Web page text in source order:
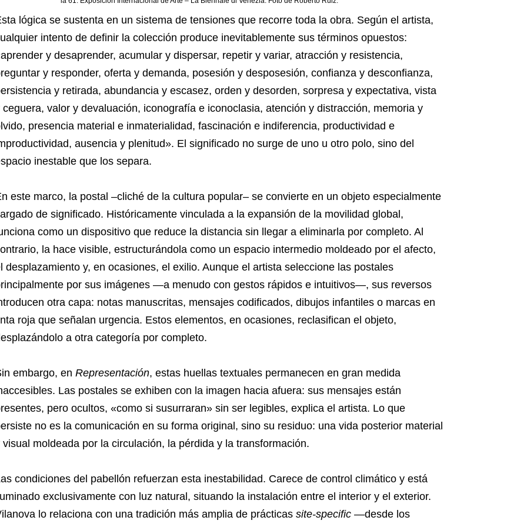
lógica se sustenta en un sistema de tensiones que recorre toda la obra. Según el artista,
intento de definir la colección produce inevitablemente sus términos opuestos:
y desaprender, acumular y dispersar, repetir y variar, atracción y resistencia,
y responder, oferta y demanda, posesión y desposesión, confianza y desconfianza,
y retirada, abundancia y escasez, orden y desorden, sorpresa y expectativa, vista
ceguera, valor y devaluación, iconografía e iconoclasia, atención y distracción, memoria y
presencia material e inmaterialidad, fascinación e indiferencia, productividad e
ausencia y plenitud». El significado no surge de uno u otro polo, sino del
inestable que los separa.
este marco, la postal –cliché de la cultura popular– se convierte en un objeto especialmente
de significado. Históricamente vinculada a la expansión de la movilidad global,
como un dispositivo que reduce la distancia sin llegar a eliminarla por completo. Al
la hace visible, estructurándola como un espacio intermedio moldeado por el afecto,
desplazamiento y, en ocasiones, el exilio. Aunque el artista seleccione las postales
por sus imágenes —a menudo con gestos rápidos e intuitivos—, sus reversos
otra capa: notas manuscritas, mensajes codificados, dibujos infantiles o marcas en
roja que señalan urgencia. Estos elementos, en ocasiones, reclasifican el objeto,
a otra categoría por completo.
embargo, en Representación, estas huellas textuales permanecen en gran medida
Las postales se exhiben con la imagen hacia afuera: sus mensajes están
pero ocultos, «como si susurraran» sin ser legibles, explica el artista. Lo que
no es la comunicación en su forma original, sino su residuo: una vida posterior material
visual moldeada por la circulación, la pérdida y la transformación.
condiciones del pabellón refuerzan esta inestabilidad. Carece de control climático y está
exclusivamente con luz natural, situando la instalación entre el interior y el exterior.
lo relaciona con una tradición más amplia de prácticas site-specific—desde los